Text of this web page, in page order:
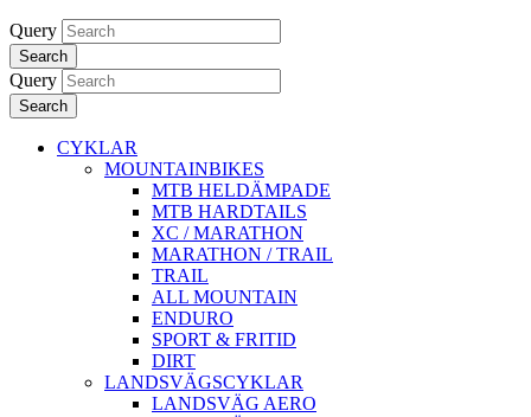
Query
Search
Query
Search
CYKLAR
MOUNTAINBIKES
MTB HELDÄMPADE
MTB HARDTAILS
XC / MARATHON
MARATHON / TRAIL
TRAIL
ALL MOUNTAIN
ENDURO
SPORT & FRITID
DIRT
LANDSVÄGSCYKLAR
LANDSVÄG AERO